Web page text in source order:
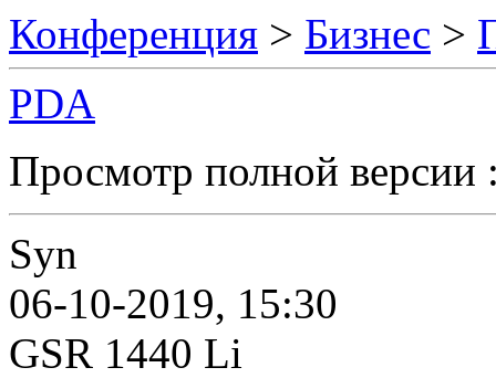
Конференция > Бизнес >
PDA
Просмотр полной
Syn
06-10-2019, 15:30
GSR 1440 Li